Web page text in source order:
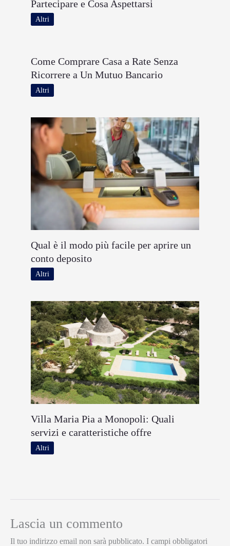
Partecipare e Cosa Aspettarsi
Altri
Come Comprare Casa a Rate Senza
Ricorrere a Un Mutuo Bancario
Altri
Qual è il modo più facile per aprire un
conto deposito
Altri
Villa Maria Pia a Monopoli: Quali
servizi e caratteristiche offre
Altri
Lascia un commento
Il tuo indirizzo email non sarà pubblicato. I campi obbligatori